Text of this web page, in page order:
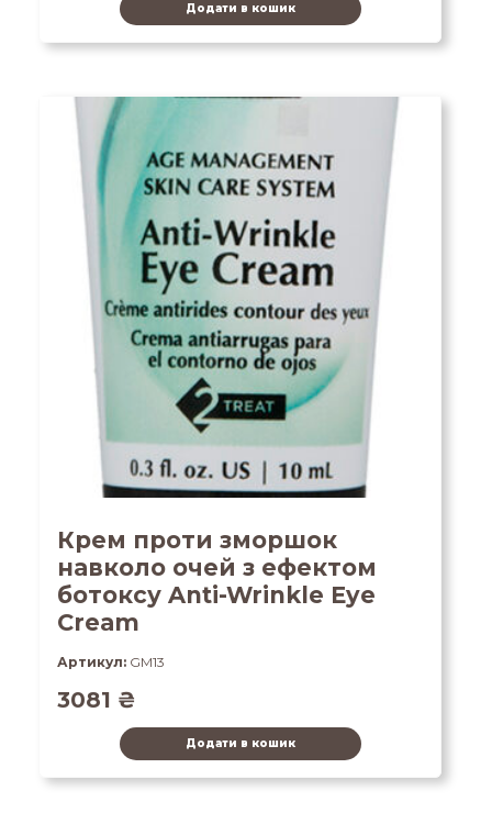
Додати в кошик
Крем проти зморшок
навколо очей з ефектом
ботоксу Anti-Wrinkle Eye
Cream
Артикул: GM13
3081 ₴
Додати в кошик